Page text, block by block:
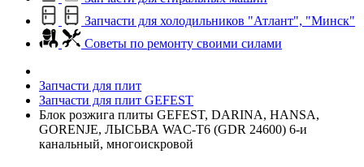
Запчасти для холодильников "Атлант", "Минск"
Советы по ремонту своими силами
Запчасти для плит
Запчасти для плит GEFEST
Блок розжига плиты GEFEST, DARINA, HANSA,
GORENJE, ЛЫСЬВА WAC-T6 (GDR 24600) 6-и
канальный, многоискровой